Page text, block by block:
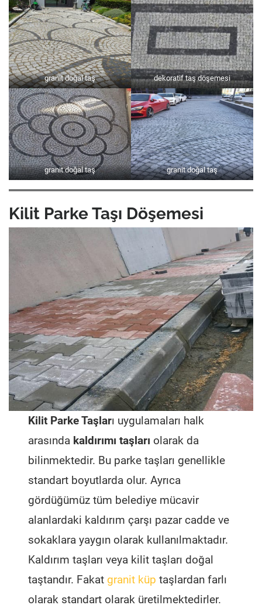
granit doğal taş dekoratif taş döşemesi
granit doğal taş granit doğal taş
Kilit Parke Taşı Döşemesi
Kilit Parke Taşları uygulamaları halk
arasında kaldırımı taşları olarak da
bilinmektedir. Bu parke taşları genellikle
standart boyutlarda olur. Ayrıca
gördüğümüz tüm belediye mücavir
alanlardaki kaldırım çarşı pazar cadde ve
sokaklara yaygın olarak kullanılmaktadır.
Kaldırım taşları veya kilit taşları doğal
taştandır. Fakat granit küp taşlardan farlı
olarak standart olarak üretilmektedirler.